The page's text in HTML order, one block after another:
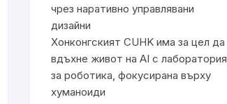
чрез наративно управлявани
дизайни
Хонконгският CUHK има за цел да
вдъхне живот на AI с лаборатория
за роботика, фокусирана върху
хуманоиди